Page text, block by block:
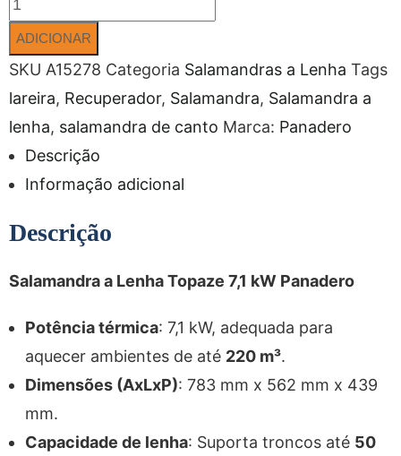
ADICIONAR
SKU A15278 Categoria Salamandras a Lenha Tags
lareira, Recuperador, Salamandra, Salamandra a
lenha, salamandra de canto Marca: Panadero
Descrição
Informação adicional
Descrição
Salamandra a Lenha Topaze 7,1 kW Panadero
Potência térmica: 7,1 kW, adequada para
aquecer ambientes de até 220 m³.
Dimensões (AxLxP): 783 mm x 562 mm x 439
mm.
Capacidade de lenha: Suporta troncos até 50